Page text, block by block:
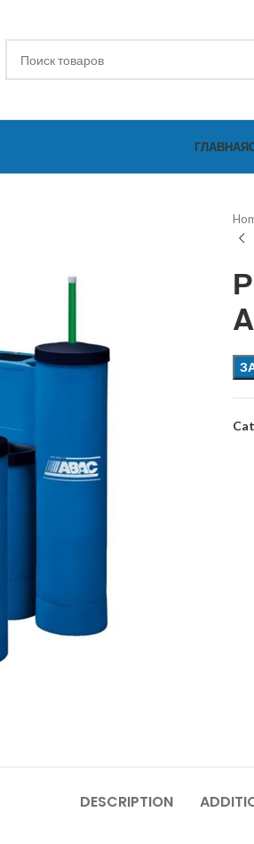
ГЛАВНАЯ
DESCRIPTION